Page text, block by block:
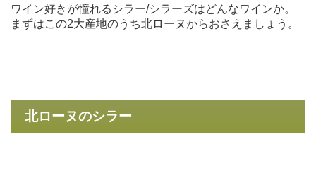
ワイン好きが憧れるシラー/シラーズはどんなワインか。
まずはこの2大産地のうち北ローヌからおさえましょう。
北ローヌのシラー